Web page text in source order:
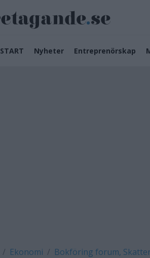
START Nyheter Entreprenörskap
Ekonomi Bokföring forum,